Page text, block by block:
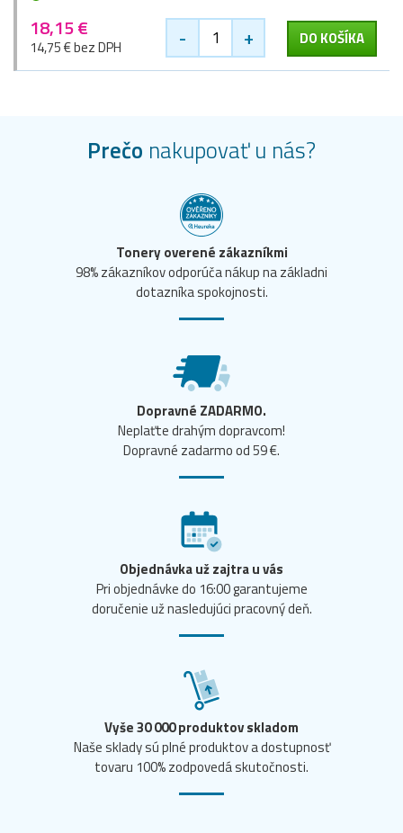
18,15 €
14,75 € bez DPH - + DO KOŠÍKA
Prečo nakupovať u nás?
Tonery overené zákazníkmi
98% zákazníkov odporúča nákup na základni
dotazníka spokojnosti.
Dopravné ZADARMO.
Neplaťte drahým dopravcom!
Dopravné zadarmo od 59 €.
Objednávka už zajtra u vás
Pri objednávke do 16:00 garantujeme
doručenie už nasledujúci pracovný deň.
Vyše 30 000 produktov skladom
Naše sklady sú plné produktov a dostupnosť
tovaru 100% zodpovedá skutočnosti.